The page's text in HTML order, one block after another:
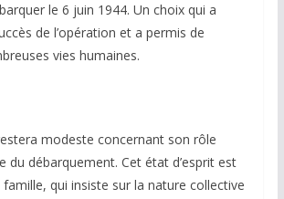
le 6 juin 1944. Un choix qui a
de l’opération et a permis de
vies humaines.
modeste concernant son rôle
du débarquement. Cet état d’esprit est
qui insiste sur la nature collective